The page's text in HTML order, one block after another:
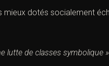
mieux dotés socialement
lutte de classes symbolique